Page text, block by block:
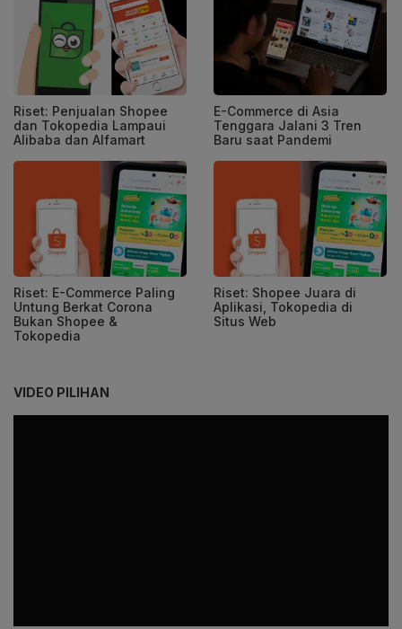
Riset: Penjualan Shopee
dan Tokopedia Lampaui
Alibaba dan Alfamart
E-Commerce di Asia
Tenggara Jalani 3 Tren
Baru saat Pandemi
Riset: E-Commerce Paling
Untung Berkat Corona
Bukan Shopee &
Tokopedia
Riset: Shopee Juara di
Aplikasi, Tokopedia di
Situs Web
VIDEO PILIHAN